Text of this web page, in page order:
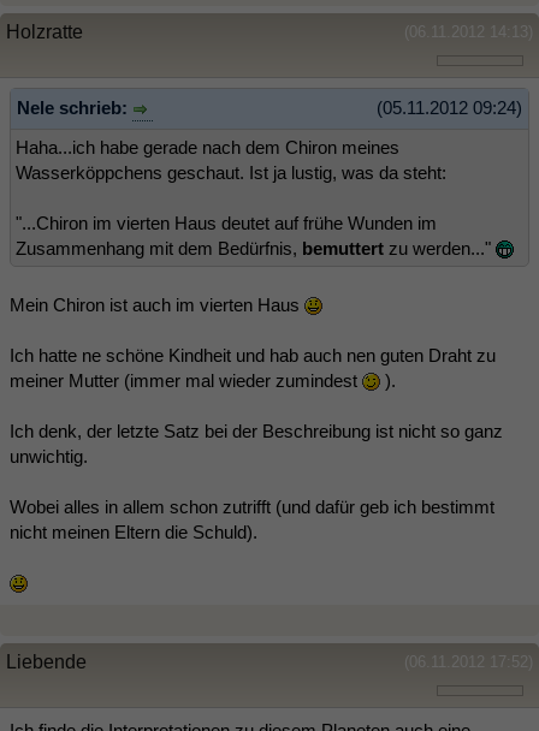
(06.11.2012 14:13)
Holzratte
(05.11.2012 09:24)
Nele schrieb:
Haha...ich habe gerade nach dem Chiron meines
Wasserköppchens geschaut. Ist ja lustig, was da steht:
"...Chiron im vierten Haus deutet auf frühe Wunden im
Zusammenhang mit dem Bedürfnis, bemuttert zu werden..."
Mein Chiron ist auch im vierten Haus
Ich hatte ne schöne Kindheit und hab auch nen guten Draht zu
meiner Mutter (immer mal wieder zumindest
).
Ich denk, der letzte Satz bei der Beschreibung ist nicht so ganz
unwichtig.
Wobei alles in allem schon zutrifft (und dafür geb ich bestimmt
nicht meinen Eltern die Schuld).
(06.11.2012 17:52)
Liebende